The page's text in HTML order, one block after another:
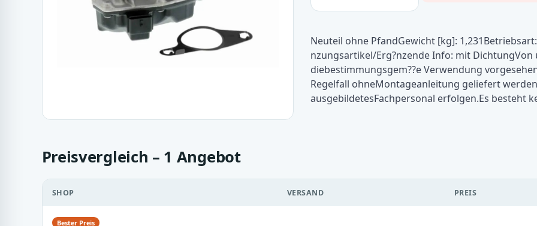
Neuteil ohne PfandGewicht [kg]:
nzungsartikel/Erg?nzende Info: mit
diebestimmungsgem??e Verwendung
Regelfall ohneMontageanleitung geliefert
ausgebildetesFachpersonal erfolgen.Es besteht
Preisvergleich – 1 Angebot
SHOP VERSAND PREIS